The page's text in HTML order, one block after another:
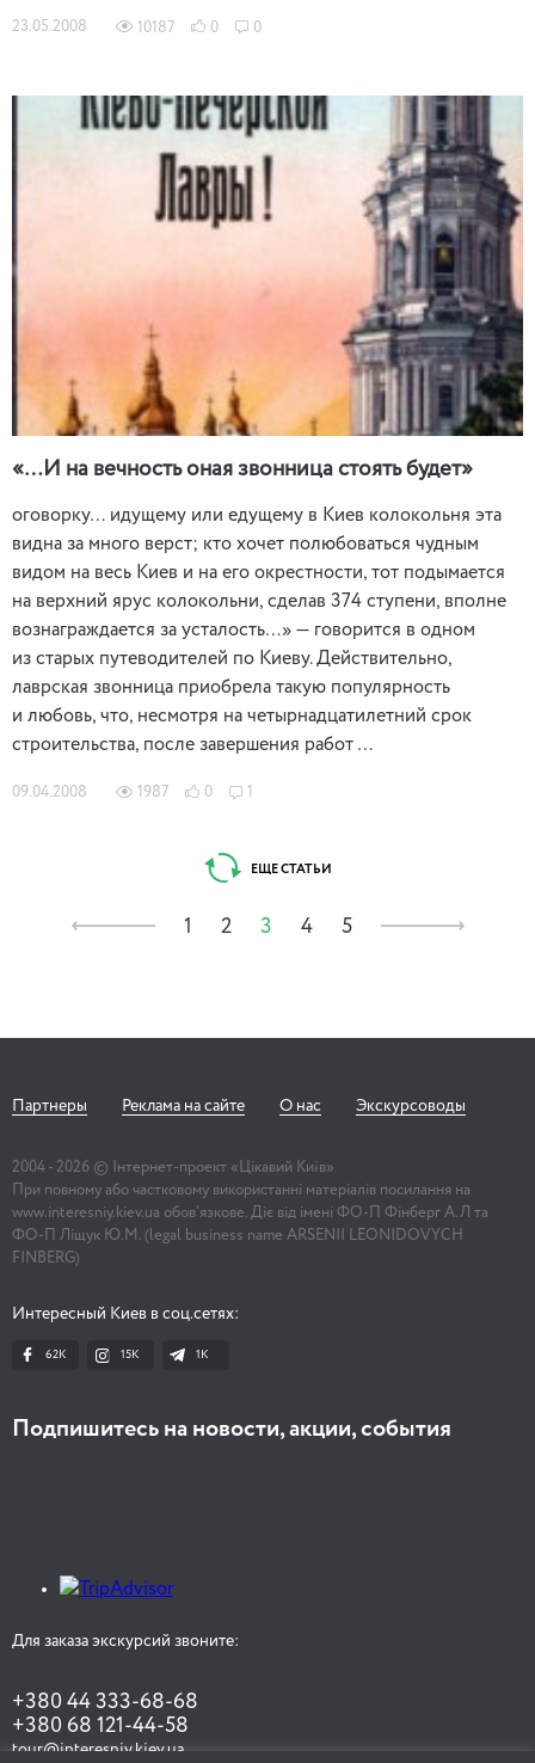
23.05.2008 10187 0 0
«…И на вечность оная звонница стоять будет»
оговорку… идущему или едущему в Киев колокольня эта
видна за много верст; кто хочет полюбоваться чудным
видом на весь Киев и на его окрестности, тот подымается
на верхний ярус колокольни, сделав 374 ступени, вполне
вознаграждается за усталость…» — говорится в одном
из старых путеводителей по Киеву. Действительно,
лаврская звонница приобрела такую популярность
и любовь, что, несмотря на четырнадцатилетний срок
строительства, после завершения работ …
09.04.2008 1987 0
ЕЩЕ СТАТЬИ
1 2 3 4 5
Партнеры Реклама на сайте О нас Экскурсоводы
2004 - 2026 © Інтернет-проект «Цікавий Київ»
При повному або частковому використанні матеріалів посилання на
www.interesniy.kiev.ua обов'язкове. Діє від імені ФО-П Фінберг А.Л та
ФО-П Ліщук Ю.М. (legal business name ARSENII LEONIDOVYCH
FINBERG)
Интересный Киев в соц.сетях:
62K 15K 1К
Подпишитесь на новости, акции, события
Для заказа экскурсий звоните:
+380 44 333-68-68
+380 68 121-44-58
tour@interesniy.kiev.ua